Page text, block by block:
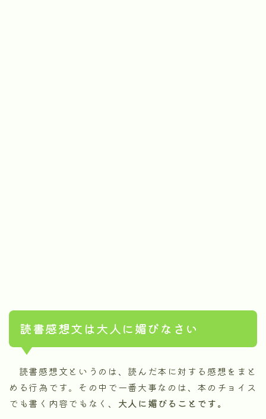
読書感想文は大人に媚びなさい
読書感想文というのは、読んだ本に対する感想をまと
める行為です。その中で一番大事なのは、本のチョイス
でも書く内容でもなく、 大人に媚びることです。